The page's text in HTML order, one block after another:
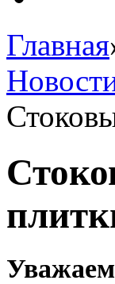
Главная